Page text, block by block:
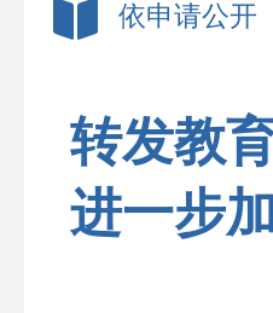
依申请公开
转发教
进一步